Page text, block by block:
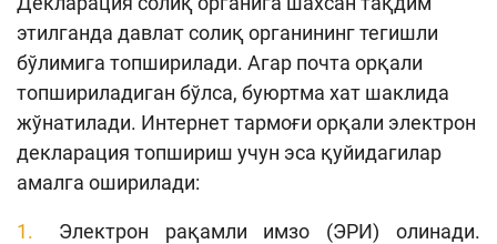
этилганда давлат солиқ органининг тегишли
бўлимига топширилади. Агар почта орқали
топшириладиган бўлса, буюртма хат шаклида
жўнатилади. Интернет тармоғи орқали электрон
декларация топшириш учун эса қуйидагилар
амалга оширилади:
Электрон рақамли имзо (ЭРИ) олинади.